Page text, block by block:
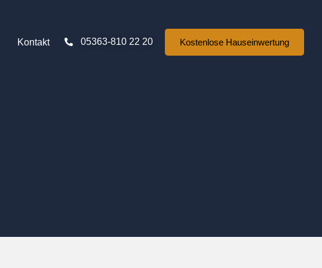
Kontakt 05363-810 22 20 Kostenlose Hauseinwertung